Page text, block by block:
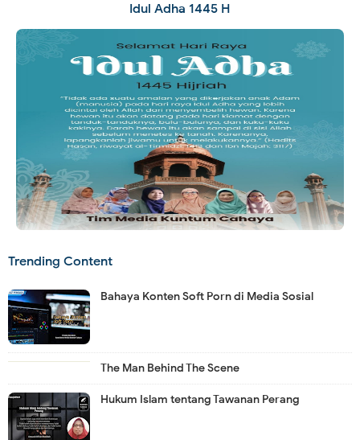
Idul Adha 1445 H
Trending Content
Bahaya Konten Soft Porn di Media Sosial
The Man Behind The Scene
Hukum Islam tentang Tawanan Perang